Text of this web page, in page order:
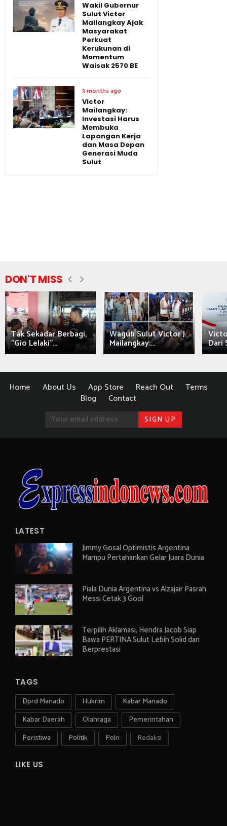
Wakil Gubernur
Sulut Victor
Mailangkay Ajak
Masyarakat
Perkuat
Kerukunan di
Momentum
Waisak 2570 BE
3 months ago
Victor
Mailangkay:
Investasi Harus
Membuka
Lapangan Kerja
dan Masa Depan
Generasi Muda
Sulut
DON'T MISS
Tak Sekadar Berbagi,
"Gio Lelaki"...
Wagub Sulut Victor J.
Mailangkay:... Dari
Home About Us App Store Reach Out
Terms
Blog
Contact
LATEST
Jimmy Gosal Optimistis Argentina
Mampu Pertahankan Gelar Juara Dunia
Piala Dunia Argentina vs Alzajair Pasrah
Messi Cetak 3 Gool
Terpilih Aklamasi, Hendra Jacob Siap
Bawa PERTINA Sulut Lebih Solid dan
Berprestasi
TAGS
Dprd Manado Hukrim
Kabar Manado
Kabar Daerah
Olahraga
Pemerintahan
Peristiwa
Politik Polri Redaksi
LIKE US